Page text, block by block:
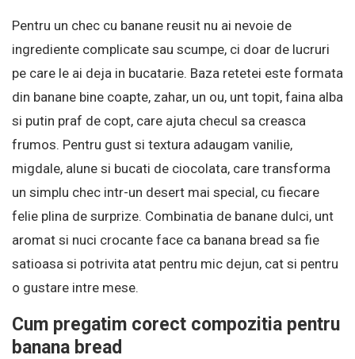
Pentru un chec cu banane reusit nu ai nevoie de
ingrediente complicate sau scumpe, ci doar de lucruri
pe care le ai deja in bucatarie. Baza retetei este formata
din banane bine coapte, zahar, un ou, unt topit, faina alba
si putin praf de copt, care ajuta checul sa creasca
frumos. Pentru gust si textura adaugam vanilie,
migdale, alune si bucati de ciocolata, care transforma
un simplu chec intr-un desert mai special, cu fiecare
felie plina de surprize. Combinatia de banane dulci, unt
aromat si nuci crocante face ca banana bread sa fie
satioasa si potrivita atat pentru mic dejun, cat si pentru
o gustare intre mese.
Cum pregatim corect compozitia pentru
banana bread